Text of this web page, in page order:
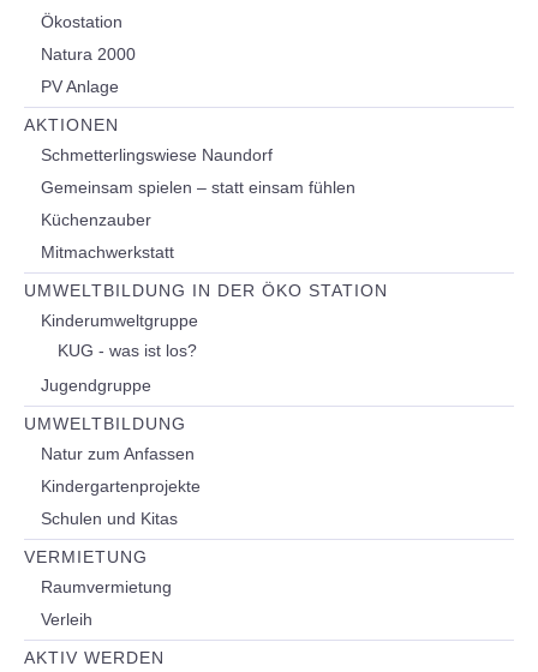
Ökostation
Natura 2000
PV Anlage
AKTIONEN
Schmetterlingswiese Naundorf
Gemeinsam spielen – statt einsam fühlen
Küchenzauber
Mitmachwerkstatt
UMWELTBILDUNG IN DER ÖKO STATION
Kinderumweltgruppe
KUG - was ist los?
Jugendgruppe
UMWELTBILDUNG
Natur zum Anfassen
Kindergartenprojekte
Schulen und Kitas
VERMIETUNG
Raumvermietung
Verleih
AKTIV WERDEN